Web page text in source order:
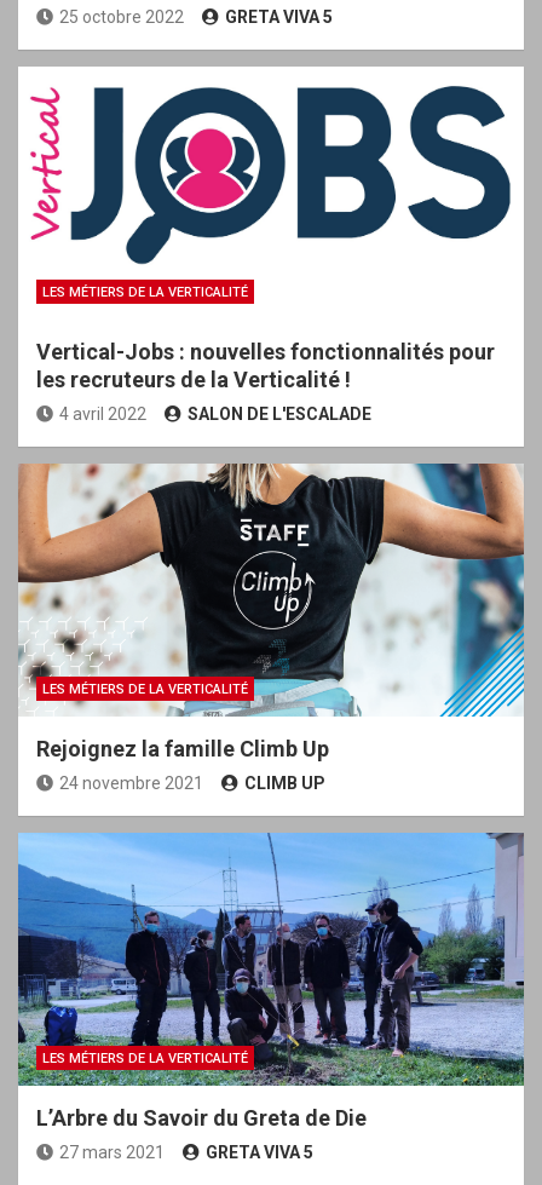
25 octobre 2022 GRETA VIVA 5
LES MÉTIERS DE LA VERTICALITÉ
Vertical-Jobs : nouvelles fonctionnalités pour
les recruteurs de la Verticalité !
4 avril 2022 SALON DE L'ESCALADE
LES MÉTIERS DE LA VERTICALITÉ
Rejoignez la famille Climb Up
24 novembre 2021 CLIMB UP
LES MÉTIERS DE LA VERTICALITÉ
L’Arbre du Savoir du Greta de Die
27 mars 2021 GRETA VIVA 5